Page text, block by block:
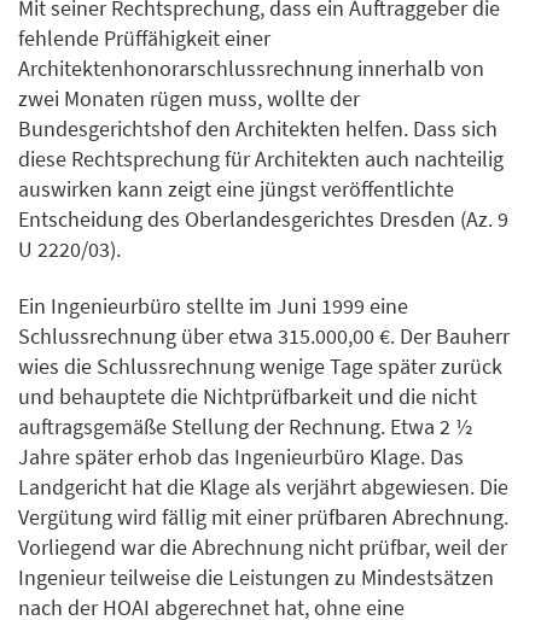
Mit seiner Rechtsprechung, dass ein Auftraggeber die
fehlende Prüffähigkeit einer
Architektenhonorarschlussrechnung innerhalb von
zwei Monaten rügen muss, wollte der
Bundesgerichtshof den Architekten helfen. Dass sich
diese Rechtsprechung für Architekten auch nachteilig
auswirken kann zeigt eine jüngst veröffentlichte
Entscheidung des Oberlandesgerichtes Dresden (Az. 9
U 2220/03).
Ein Ingenieurbüro stellte im Juni 1999 eine
Schlussrechnung über etwa 315.000,00 €. Der Bauherr
wies die Schlussrechnung wenige Tage später zurück
und behauptete die Nichtprüfbarkeit und die nicht
auftragsgemäße Stellung der Rechnung. Etwa 2 ½
Jahre später erhob das Ingenieurbüro Klage. Das
Landgericht hat die Klage als verjährt abgewiesen. Die
Vergütung wird fällig mit einer prüfbaren Abrechnung.
Vorliegend war die Abrechnung nicht prüfbar, weil der
Ingenieur teilweise die Leistungen zu Mindestsätzen
nach der HOAI abgerechnet hat, ohne eine